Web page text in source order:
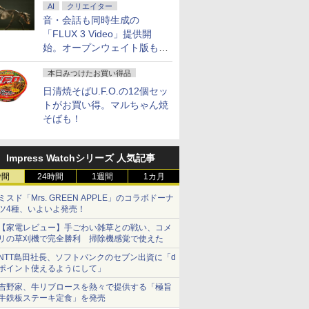
AI クリエイター
音・会話も同時生成の
「FLUX 3 Video」提供開
始。オープンウェイト版も計
画
本日みつけたお買い得品
日清焼そばU.F.O.の12個セッ
トがお買い得。マルちゃん焼
そばも！
Impress Watchシリーズ 人気記事
24時間 1週間 1カ月
スド「Mrs. GREEN APPLE」のコラボドーナ
4種、いよいよ発売！
家電レビュー】手ごわい雑草との戦い、コメ
の草刈機で完全勝利 掃除機感覚で使えた
島田社長、ソフトバンクのセブン出資に「d
イント使えるようにして」
野家、牛リブロースを熱々で提供する「極旨
鉄板ステーキ定食」を発売